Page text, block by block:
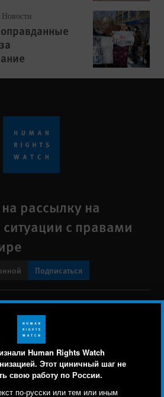
Human Rights Watch
Этот циничный шаг не
свою работу по России.
по-русски или тем или иным
Новости
рассылку на
с правами
Подписаться
конфиденциальности
Карта сайта
cookie preferences
cookie, технологии